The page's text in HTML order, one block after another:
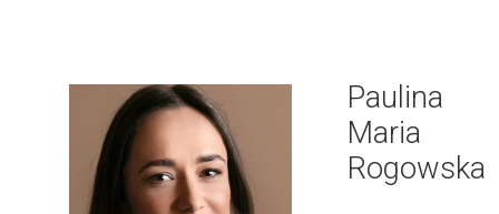
Paulina
Maria
Rogowska